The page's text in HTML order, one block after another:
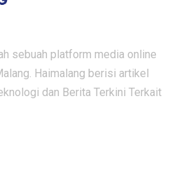
sebuah platform media online
Haimalang berisi artikel
dan Berita Terkini Terkait